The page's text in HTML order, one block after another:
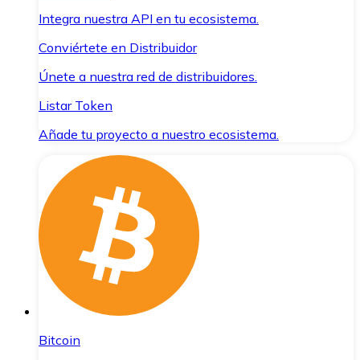
Integra nuestra API en tu ecosistema.
Conviértete en Distribuidor
Únete a nuestra red de distribuidores.
Listar Token
Añade tu proyecto a nuestro ecosistema.
Bitcoin